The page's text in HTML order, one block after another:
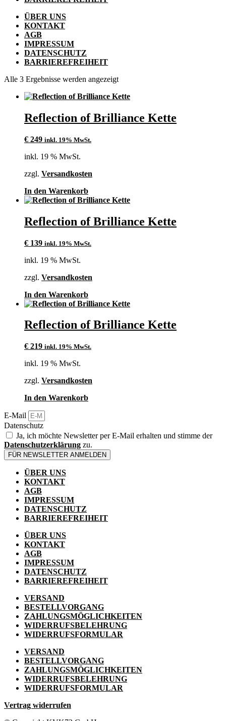
ÜBER UNS
KONTAKT
AGB
IMPRESSUM
DATENSCHUTZ
BARRIEREFREIHEIT
Alle 3 Ergebnisse werden angezeigt
Reflection of Brilliance Kette
€ 249 inkl. 19% MwSt.
inkl. 19 % MwSt.
zzgl. Versandkosten
In den Warenkorb
Reflection of Brilliance Kette
€ 139 inkl. 19% MwSt.
inkl. 19 % MwSt.
zzgl. Versandkosten
In den Warenkorb
Reflection of Brilliance Kette
€ 219 inkl. 19% MwSt.
inkl. 19 % MwSt.
zzgl. Versandkosten
In den Warenkorb
E-Mail
Datenschutz
Ja, ich möchte Newsletter per E-Mail erhalten und stimme der
Datenschutzerklärung zu.
FÜR NEWSLETTER ANMELDEN
ÜBER UNS
KONTAKT
AGB
IMPRESSUM
DATENSCHUTZ
BARRIEREFREIHEIT
ÜBER UNS
KONTAKT
AGB
IMPRESSUM
DATENSCHUTZ
BARRIEREFREIHEIT
VERSAND
BESTELLVORGANG
ZAHLUNGSMÖGLICHKEITEN
WIDERRUFSBELEHRUNG
WIDERRUFSFORMULAR
VERSAND
BESTELLVORGANG
ZAHLUNGSMÖGLICHKEITEN
WIDERRUFSBELEHRUNG
WIDERRUFSFORMULAR
Vertrag widerrufen